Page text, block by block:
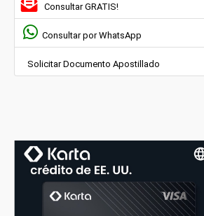
Consultar GRATIS!
Consultar por WhatsApp
Solicitar Documento Apostillado